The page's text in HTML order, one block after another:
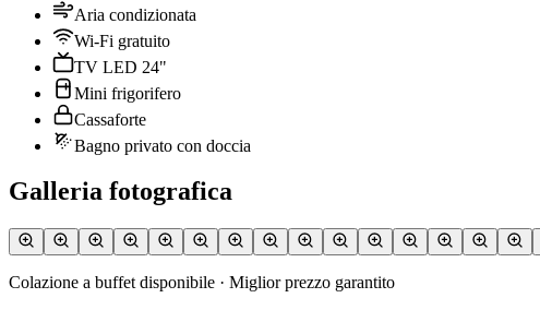
Aria condizionata
Wi-Fi gratuito
TV LED 24"
Mini frigorifero
Cassaforte
Bagno privato con doccia
Galleria fotografica
Colazione a buffet disponibile · Miglior prezzo garantito